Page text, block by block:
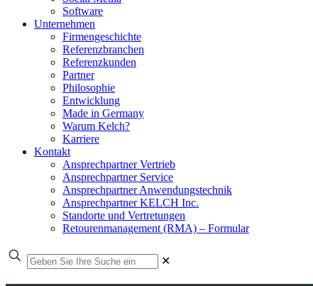
Software
Unternehmen
Firmengeschichte
Referenzbranchen
Referenzkunden
Partner
Philosophie
Entwicklung
Made in Germany
Warum Kelch?
Karriere
Kontakt
Ansprechpartner Vertrieb
Ansprechpartner Service
Ansprechpartner Anwendungstechnik
Ansprechpartner KELCH Inc.
Standorte und Vertretungen
Retourenmanagement (RMA) – Formular
✕